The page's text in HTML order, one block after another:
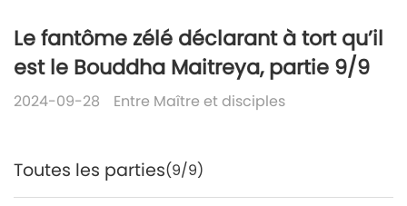
Le fantôme zélé déclarant à tort qu’il
est le Bouddha Maitreya, partie 9/9
2024-09-28 Entre Maître et disciples
Toutes les parties(9/9)